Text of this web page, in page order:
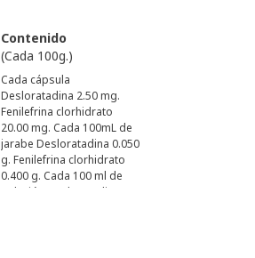
Contenido
(Cada 100g.)
Cada cápsula
Desloratadina 2.50 mg.
Fenilefrina clorhidrato
20.00 mg. Cada 100mL de
jarabe Desloratadina 0.050
g. Fenilefrina clorhidrato
0.400 g. Cada 100 ml de
solución Desloratadina